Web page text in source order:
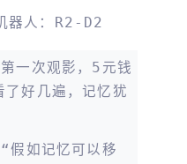
器人：R2-D2
一次观影，5元钱
了好几遍，记忆犹
假如记忆可以移